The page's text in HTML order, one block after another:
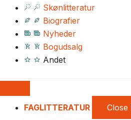
Skønlitteratur
Biografier
Nyheder
Bogudsalg
Andet
FAGLITTERATUR Close